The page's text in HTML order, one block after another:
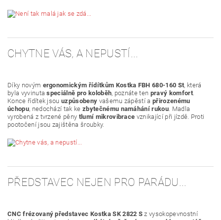
CHYTNE VÁS, A NEPUSTÍ...
Díky novým ergonomickým řídítkům Kostka FBH 680-160 St, která
byla vyvinutaspeciálně pro koloběh, poznáte ten pravý komfort.
Konce řídítek jsouuzpůsobeny vašemu zápěstí apřirozenému
úchopu, nedochází tak kezbytečnému namáhání rukou . Madla
vyrobená z tvrzené pěny tlumí mikrovibrace vznikající při jízdě. Proti
pootočení jsou zajištěna šroubky.
PŘEDSTAVEC NEJEN PRO PARÁDU...
CNC frézovaný představec Kostka SK 2822 S z vysokopevnostní